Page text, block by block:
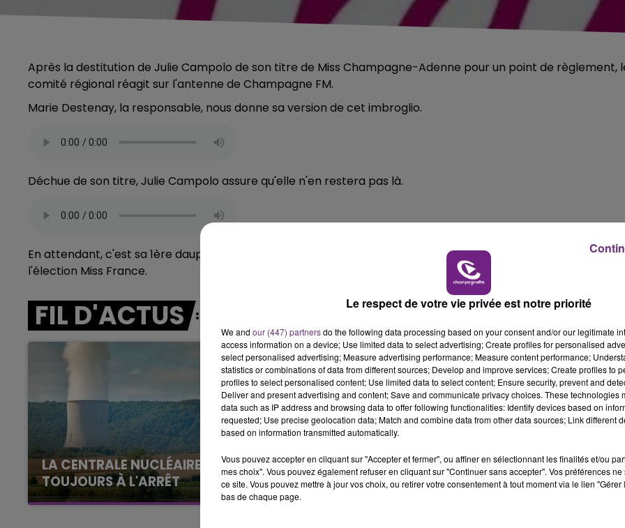
16h00 - 20h00
LE WEEK-END CHAMPAGNE FM
7h00 - 11h00
Après la destitution de Julie Campolo de son titre de Miss Champagne-Adenne pour un point de règlement,
comité régional réagit sur l'antenne de Champagne FM.
Marie Destenay, la responsable, nous donne sa version de cet imbroglio.
Déchue de son titre, Julie Campolo assure qu'elle n'en restera pas là.
En attendant, c'est sa 1ère dauphine la Marnaise Mélissa Cervoni qui représentera la Champagne-Ardenne à
l'élection Miss France.
FIL D'ACTUS
LA CENTRALE NUCLÉAIRE DE CHOOZ
TOUJOURS À L'ARRÊT
Cela fait déjà une semaine que la centrale
LE MAGASIN JOUÉCLUB DE REIMS FERME
SES PORTES
Le respect de votre vie privée est notre priorité
We and our (447) partnersdo the following data processing based on your consent and/or our legitimate
access information on a device; Use limited data to select advertising; Create profiles for personalised
select personalised advertising; Measure advertising performance; Measure content performance;
statistics or combinations of data from different sources; Develop and improve services; Create profiles to
profiles to select personalised content; Use limited data to select content; Ensure security, prevent and
Deliver and present advertising and content; Save and communicate privacy choices. These technologies
data such as IP address and browsing data to offer following functionalities: Identify devices based on
requested; Use precise geolocation data; Match and combine data from other data sources; Link different
based on information transmitted automatically.
Vous pouvez accepter en cliquant sur "Accepter et fermer", ou affiner en sélectionnant les finalités et/ou
mes choix". Vous pouvez également refuser en cliquant sur "Continuer sans accepter". Vos préférences
ce site. Vous pouvez mettre à jour vos choix, ou retirer votre consentement à tout moment via le lien
bas de chaque page.